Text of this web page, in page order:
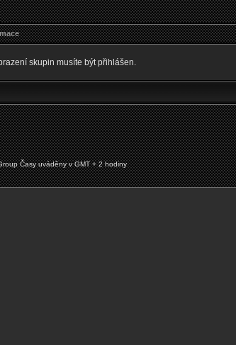
skupin musíte být přihlášen.
Časy uváděny v GMT + 2 hodiny